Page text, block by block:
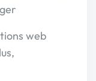
web